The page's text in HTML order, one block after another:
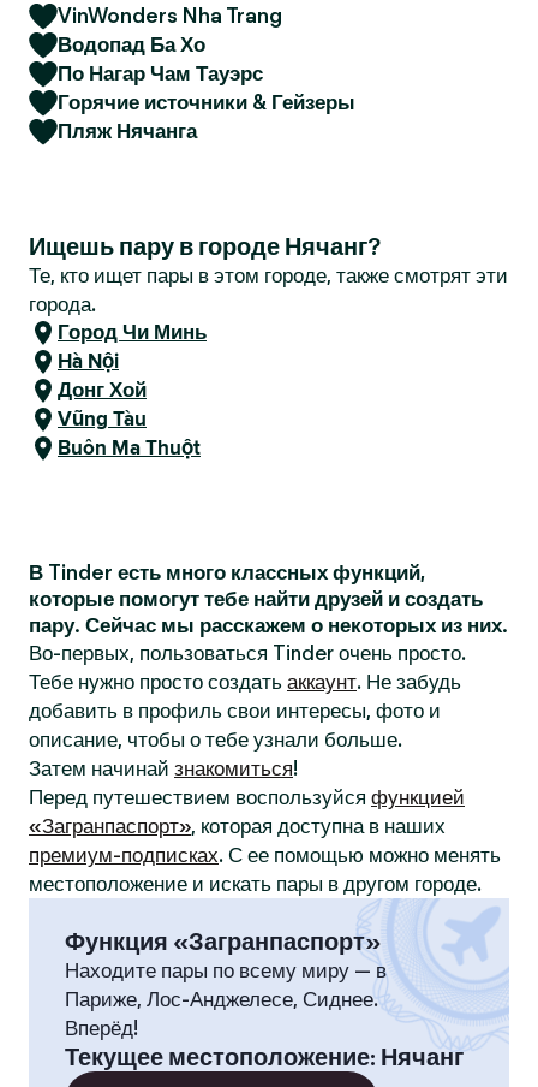
VinWonders Nha Trang
Водопад Ба Хо
По Нагар Чам Тауэрс
Горячие источники & Гейзеры
Пляж Нячанга
Ищешь пару в городе Нячанг?
Те, кто ищет пары в этом городе, также смотрят эти
города.
Город Чи Минь
Hà Nội
Донг Хой
Vũng Tàu
Buôn Ma Thuột
В Tinder есть много классных функций,
которые помогут тебе найти друзей и создать
пару. Сейчас мы расскажем о некоторых из них.
Во-первых, пользоваться Tinder очень просто.
Тебе нужно просто создать аккаунт. Не забудь
добавить в профиль свои интересы, фото и
описание, чтобы о тебе узнали больше.
Затем начинай знакомиться!
Перед путешествием воспользуйся функцией
«Загранпаспорт», которая доступна в наших
премиум-подписках. С ее помощью можно менять
местоположение и искать пары в другом городе.
Функция «Загранпаспорт»
Находите пары по всему миру — в
Париже, Лос-Анджелесе, Сиднее.
Вперёд!
Текущее местоположение: Нячанг